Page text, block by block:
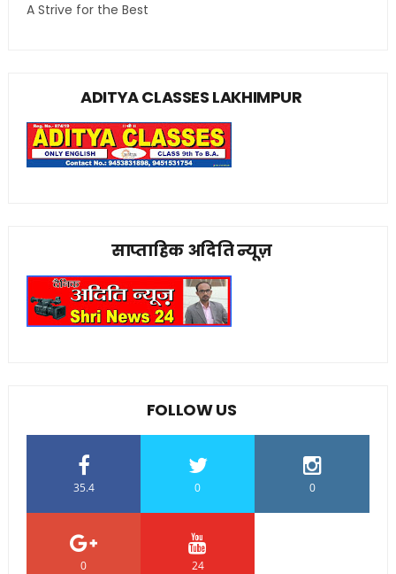
A Strive for the Best
ADITYA CLASSES LAKHIMPUR
साप्ताहिक अदिति न्यूज़
FOLLOW US
35.4 0 0
0 24